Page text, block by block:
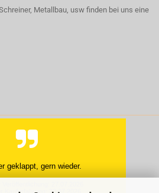
Metallbau, usw finden bei uns eine
um in Ordnung
K., Quedlinburg OT G